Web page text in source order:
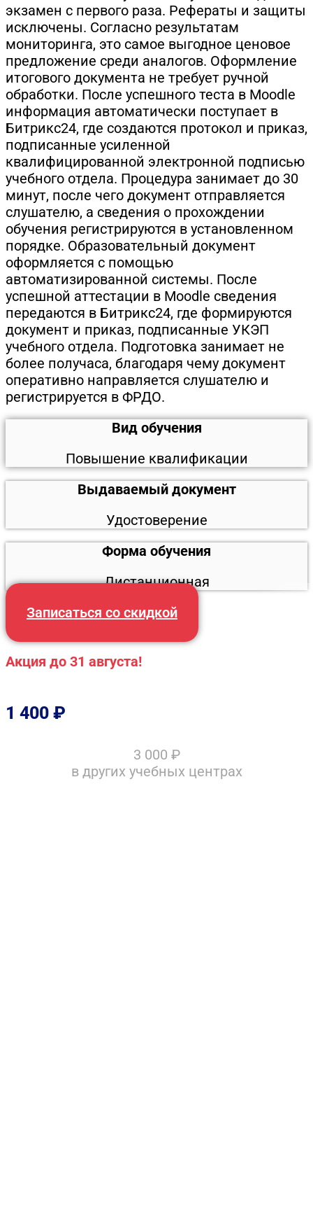
экзамен с первого раза. Рефераты и защиты
исключены. Согласно результатам
мониторинга, это самое выгодное ценовое
предложение среди аналогов. Оформление
итогового документа не требует ручной
обработки. После успешного теста в Moodle
информация автоматически поступает в
Битрикс24, где создаются протокол и приказ,
подписанные усиленной
квалифицированной электронной подписью
учебного отдела. Процедура занимает до 30
минут, после чего документ отправляется
слушателю, а сведения о прохождении
обучения регистрируются в установленном
порядке. Образовательный документ
оформляется с помощью
автоматизированной системы. После
успешной аттестации в Moodle сведения
передаются в Битрикс24, где формируются
документ и приказ, подписанные УКЭП
учебного отдела. Подготовка занимает не
более получаса, благодаря чему документ
оперативно направляется слушателю и
регистрируется в ФРДО.
Вид обучения
Повышение квалификации
Выдаваемый документ
Удостоверение
Форма обучения
Дистанционная
Записаться со скидкой
Акция до 31 августа!
1 400 ₽
3 000 ₽
в других учебных центрах